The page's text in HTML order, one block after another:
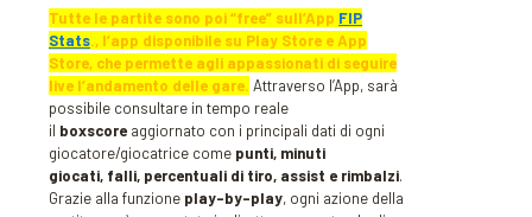
Tutte le partite sono poi “free” sull’App FIP
Stats., l’app disponibile su Play Store e App
Store, che permette agli appassionati di seguire
live l’andamento delle gare. Attraverso l’App, sarà
possibile consultare in tempo reale
il boxscore aggiornato con i principali dati di ogni
giocatore/giocatrice come punti, minuti
giocati, falli, percentuali di tiro, assist e rimbalzi.
Grazie alla funzione play-by-play, ogni azione della